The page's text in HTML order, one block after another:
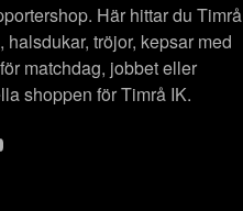
Här hittar du Timrå
halsdukar, tröjor, kepsar med
matchdag, jobbet eller
shoppen för Timrå IK.